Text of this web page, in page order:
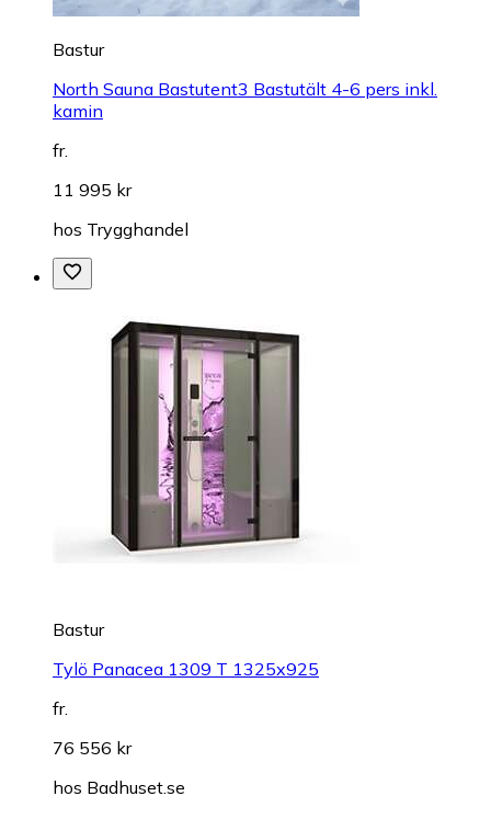
Bastur
North Sauna Bastutent3 Bastutält 4-6 pers inkl.
kamin
fr.
11 995 kr
hos Trygghandel
Bastur
Tylö Panacea 1309 T 1325x925
fr.
76 556 kr
hos Badhuset.se